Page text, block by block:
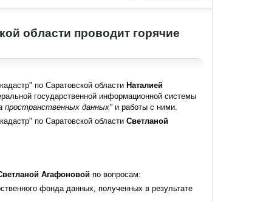
области проводит горячие
" по Саратовской области Наталией
государственной информационной системы
пространственных данных" и работы с ними.
" по Саратовской области Светланой
Агафоновой по вопросам:
фонда данных, полученных в результате